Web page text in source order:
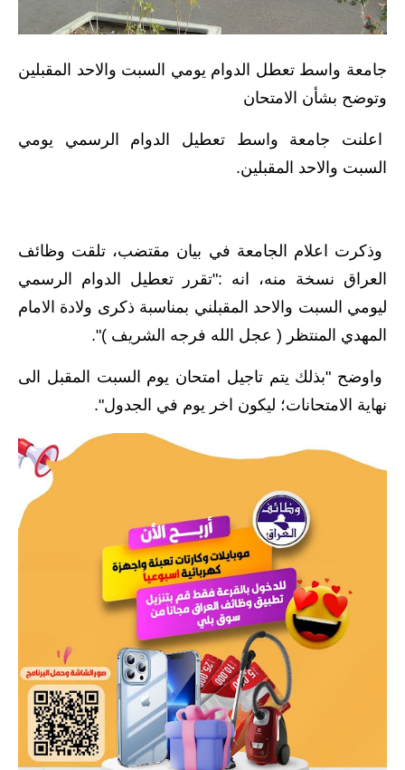
الاخبار الاقتصادية
الاخبار الرياضية
المرحلة المتوسطة
المرحلة الاعدادية
اسئلة وزارية
المرحلة الابتدائية
المرحلة المتوسطة
مرشحات
المرحلة الابتدائية
المرحلة المتوسطة
المرحلة الاعدادية
كتب مدرسية
المرحلة الابتدائية
جامعة واسط تعطل الدوام يومي السبت والاحد المقبلين
وتوضح بشأن الامتحان
اعلنت جامعة واسط تعطيل الدوام الرسمي يومي
السبت والاحد المقبلين.
وذكرت اعلام الجامعة في بيان مقتضب، تلقت وظائف
العراق نسخة منه، انه :"تقرر تعطيل الدوام الرسمي
ليومي السبت والاحد المقبلني بمناسبة ذكرى ولادة الامام
المهدي المنتظر ( عجل الله فرجه الشريف )".
واوضح "بذلك يتم تاجيل امتحان يوم السبت المقبل الى
نهاية الامتحانات؛ ليكون اخر يوم في الجدول".